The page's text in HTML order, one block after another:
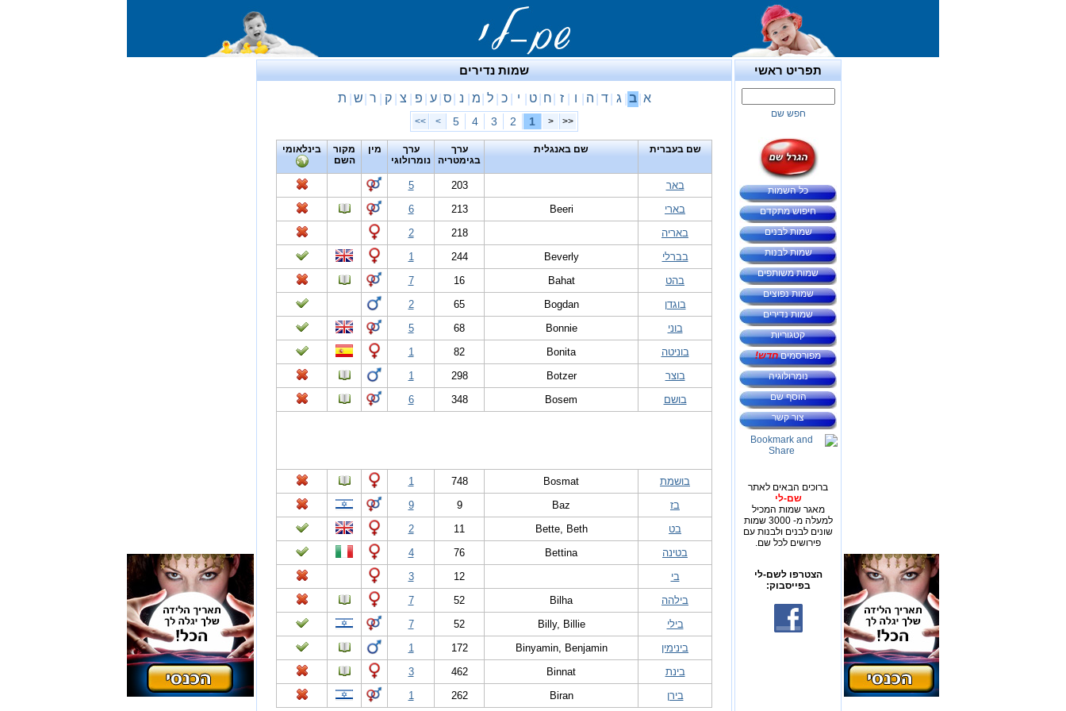
תפריט ראשי
חפש שם
כל השמות
חיפוש מתקדם
שמות לבנים
שמות לבנות
שמות משותפים
שמות נפוצים
שמות נדירים
קטגוריות
מפורסמיםחדש!
נומרולוגיה
הוסף שם
צור קשר
ברוכים הבאים לאתר
שם-לי
מאגר שמות המכיל
למעלה מ- 3000 שמות
שונים לבנים ולבנות עם
פירושים לכל שם.
הצטרפו לשם-לי
בפייסבוק:
שמות נדירים
א ב ג ד ה ו ז ח ט י כ ל מ נ ס ע פ צ ק ר ש ת
<<
<
1
2
3
4
5
>
>>
שם בעברית שם באנגלית
ערך
בגימטריה
ערך
נומרולוגי
מין
מקור
השם
בינלאומי
באר 203
5
בארי
Beeri
213
6
באריה
218
2
בברלי
Beverly
244
1
בהט
Bahat
16
7
בוגדן
Bogdan
65
2
בוני
Bonnie
68
5
בוניטה
Bonita
82
1
בוצר
Botzer
298
1
בושם
Bosem
348
6
בושמת Bosmat
748
1
בז
Baz
9
9
בט
Bette, Beth
11
2
בטינה
Bettina
76
4
בי
12
3
בילהה
Bilha
52
7
בילי
Billy, Billie
52
7
בינימין
Binyamin, Benjamin
172
1
בינת
Binnat
462
3
בירן
Biran
262
1